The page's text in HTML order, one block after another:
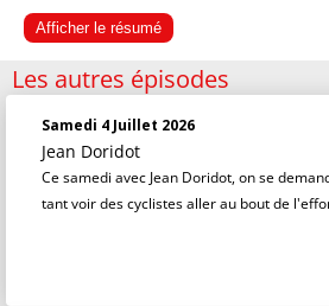
Afficher le résumé
Les autres épisodes
Samedi 4 Juillet 2026
Jean Doridot
Ce samedi avec Jean Doridot, on se
tant voir des cyclistes aller au bout de